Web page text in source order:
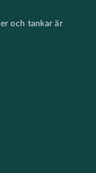
och tankar är